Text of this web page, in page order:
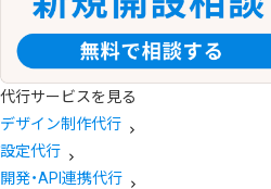
代行サービスを見る
デザイン制作代行
設定代行
開発・API連携代行